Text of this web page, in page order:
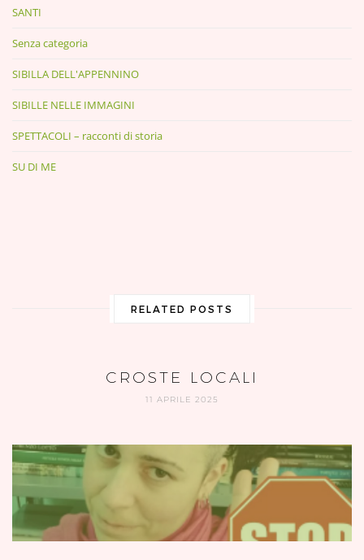
SANTI
Senza categoria
SIBILLA DELL'APPENNINO
SIBILLE NELLE IMMAGINI
SPETTACOLI – racconti di storia
SU DI ME
RELATED POSTS
CROSTE LOCALI
11 APRILE 2025